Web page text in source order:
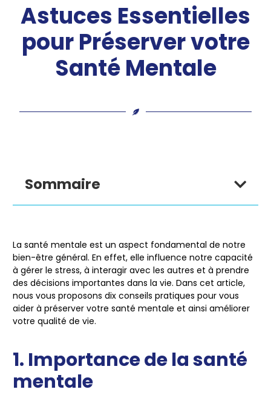
Astuces Essentielles
pour Préserver votre
Santé Mentale
Sommaire
La santé mentale est un aspect fondamental de notre
bien-être général. En effet, elle influence notre capacité
à gérer le stress, à interagir avec les autres et à prendre
des décisions importantes dans la vie. Dans cet article,
nous vous proposons dix conseils pratiques pour vous
aider à préserver votre santé mentale et ainsi améliorer
votre qualité de vie.
1. Importance de la santé
mentale